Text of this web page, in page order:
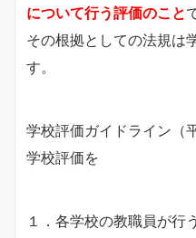
について行う評価のこと
その根拠としての法規は
す。
学校評価ガイドライン（
学校評価を
１．各学校の教職員が行